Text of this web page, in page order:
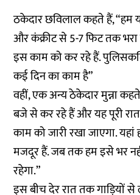
ठकेदार छविलाल कहते हैं, “हम
और कंक्रीट से 5-7 फिट तक
इस काम को कर रहे हैं.
कई दिन का काम है”
वहीं, एक अन्य ठेकेदार मुन्ना
बजे से कर रहे हैं और यह पूरी
काम को जारी रखा जाएगा.
मजदूर हैं. जब तक हम इसे भर
रहेगा.”
इस बीच देर रात तक गाड़ियों